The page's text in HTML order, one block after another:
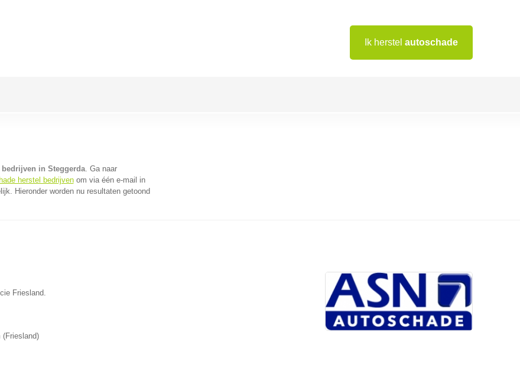
Ik herstel autoschade
in Steggerda. Ga naar
herstel bedrijvenom via één e-mail in
Hieronder worden nu resultaten getoond
Friesland.
(Friesland)